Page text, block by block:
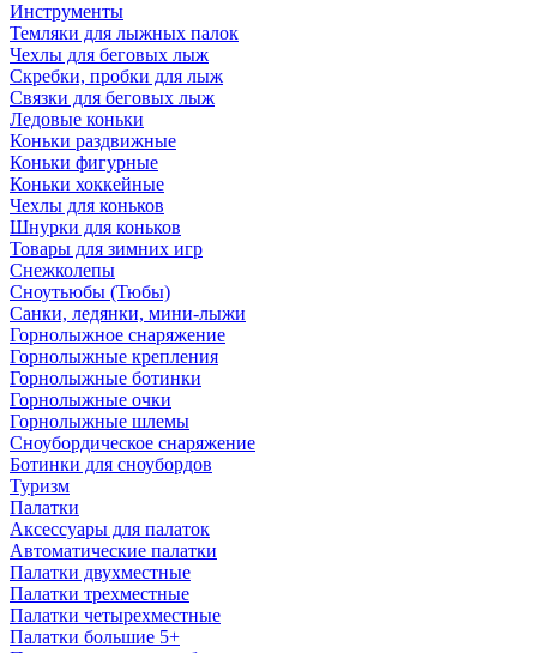
Инструменты
Темляки для лыжных палок
Чехлы для беговых лыж
Скребки, пробки для лыж
Связки для беговых лыж
Ледовые коньки
Коньки раздвижные
Коньки фигурные
Коньки хоккейные
Чехлы для коньков
Шнурки для коньков
Товары для зимних игр
Снежколепы
Сноутьюбы (Тюбы)
Санки, ледянки, мини-лыжи
Горнолыжное снаряжение
Горнолыжные крепления
Горнолыжные ботинки
Горнолыжные очки
Горнолыжные шлемы
Сноубордическое снаряжение
Ботинки для сноубордов
Туризм
Палатки
Аксессуары для палаток
Автоматические палатки
Палатки двухместные
Палатки трехместные
Палатки четырехместные
Палатки большие 5+